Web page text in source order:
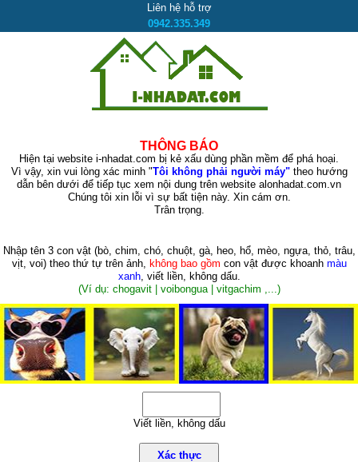
Liên hệ hỗ trợ
0942.335.349
THÔNG BÁO
Hiện tại website i-nhadat.com bị kẻ xấu dùng phần mềm để phá hoại.
Vì vậy, xin vui lòng xác minh "Tôi không phải người máy"theo hướng
dẫn bên dưới để tiếp tục xem nội dung trên website alonhadat.com.vn
Chúng tôi xin lỗi vì sự bất tiện này. Xin cám ơn.
Trân trọng.
Nhập tên 3 con vật (bò, chim, chó, chuột, gà, heo, hổ, mèo, ngựa, thỏ, trâu,
vịt, voi)theo thứ tự trên ảnh, không bao gồm con vật được khoanh màu
xanh, viết liền, không dấu.
(Ví dụ: chogavit | voibongua | vitgachim ,...)
Viết liền, không dấu
Xác thực